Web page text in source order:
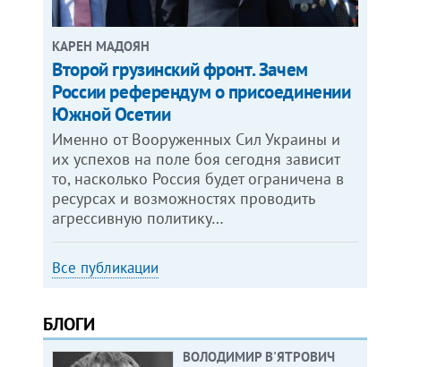
КАРЕН МАДОЯН
Второй грузинский фронт. Зачем
России референдум о присоединении
Южной Осетии
Именно от Вооруженных Сил Украины и
их успехов на поле боя сегодня зависит
то, насколько Россия будет ограничена в
ресурсах и возможностях проводить
агрессивную политику…
Все публикации
БЛОГИ
ВОЛОДИМИР В'ЯТРОВИЧ